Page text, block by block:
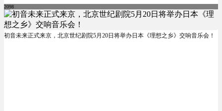
2098
初音未来正式来京，北京世纪剧院5月20日将举办日本《理想之乡》交响音乐会！